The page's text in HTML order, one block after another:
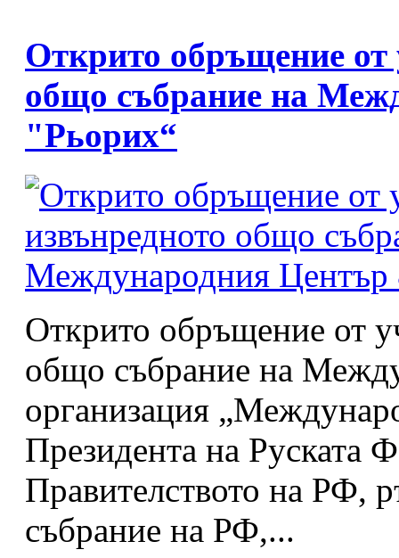
Открито обръщение от
общо събрание на
"Рьорих“
Открито обръщение от
общо събрание на
организация
Президента на Руската
Правителството на РФ,
събрание на РФ,...